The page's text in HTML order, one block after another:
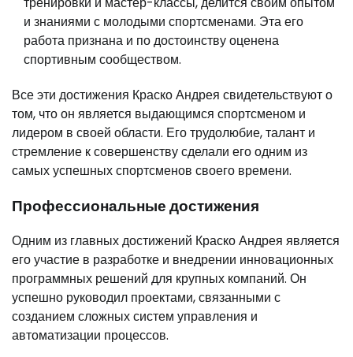
и знаниями с молодыми спортсменами. Эта его
работа признана и по достоинству оценена
спортивным сообществом.
Все эти достижения Краско Андрея свидетельствуют о
том, что он является выдающимся спортсменом и
лидером в своей области. Его трудолюбие, талант и
стремление к совершенству сделали его одним из
самых успешных спортсменов своего времени.
Профессиональные достижения
Одним из главных достижений Краско Андрея является
его участие в разработке и внедрении инновационных
программных решений для крупных компаний. Он
успешно руководил проектами, связанными с
созданием сложных систем управления и
автоматизации процессов.